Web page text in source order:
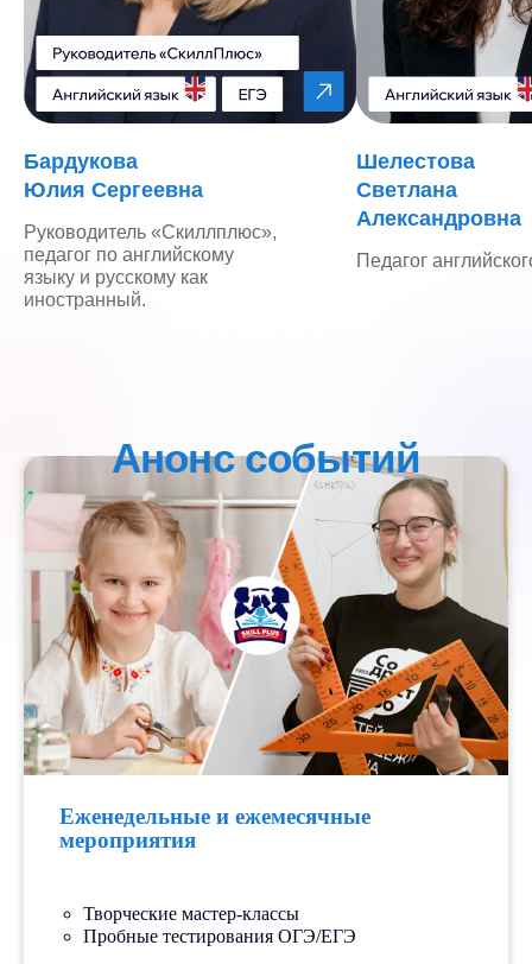
Бардукова
Юлия Сергеевна
Руководитель «Скиллплюс»,
педагог по английскому
языку и русскому как
иностранный.
Шелестова
Светлана
Александровна
Педагог
Еженедельные и ежемесячные
мероприятия
Творческие мастер-классы
Пробные тестирования ОГЭ/ЕГЭ